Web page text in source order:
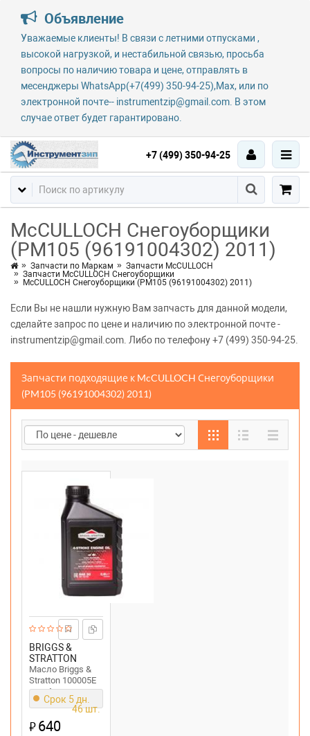
Объявление
Уважаемые клиенты! В связи с летними отпусками ,
высокой нагрузкой, и нестабильной связью, просьба
вопросы по наличию товара и цене, отправлять в
месенджеры WhatsApp(+7(499) 350-94-25),Max, или по
электронной почте-- instrumentzip@gmail.com. В этом
случае ответ будет гарантировано.
+7 (499) 350-94-25
McCULLOCH Снегоуборщики
(PM105 (96191004302) 2011)
Запчасти по Маркам
Запчасти McCULLOCH
Запчасти McCULLOCH Снегоуборщики
McCULLOCH Снегоуборщики (PM105 (96191004302) 2011)
Если Вы не нашли нужную Вам запчасть для данной модели,
сделайте запрос по цене и наличию по электронной почте -
instrumentzip@gmail.com. Либо по телефону +7 (499) 350-94-25.
Запчасти подходящие к McCULLOCH Снегоуборщики
(PM105 (96191004302) 2011)
BRIGGS &
STRATTON
Масло Briggs &
Stratton 100005E
для 4-тактных
двигателей ;
SAE30, 0.6 л
Срок 5 дн.
46 шт.
₽640